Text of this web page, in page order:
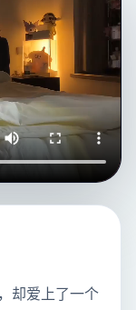
却爱上了一个